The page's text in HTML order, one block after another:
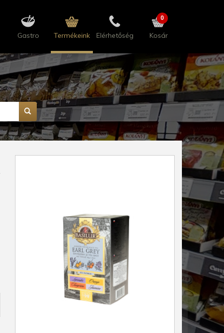
Gastro Termékeink Elérhetőség Kosár
0